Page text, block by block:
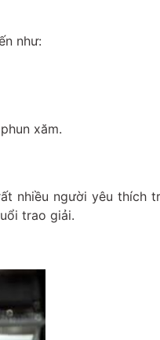
như:
xăm.
nhiều người yêu thích
trao giải.